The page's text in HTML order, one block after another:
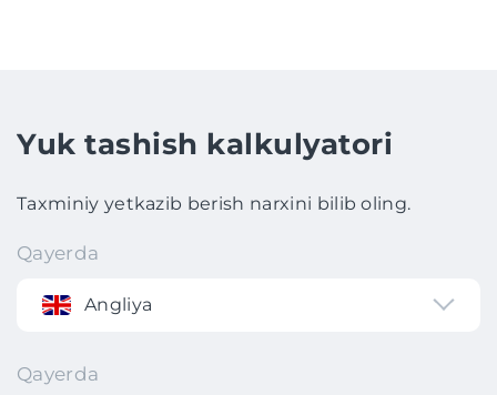
Yuk tashish kalkulyatori
Taxminiy yetkazib berish narxini bilib oling.
Qayerda
Angliya
Qayerda